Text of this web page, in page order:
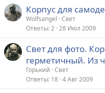
Корпус для
Wolfsangel Свет
Ответы 2 28 Июл 2009
Свет для фото.
герметичный. Из
Горький Свет
Ответы 18 4 Авг 2009